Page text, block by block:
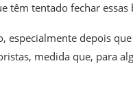
têm tentado fechar
depois
medida que, para